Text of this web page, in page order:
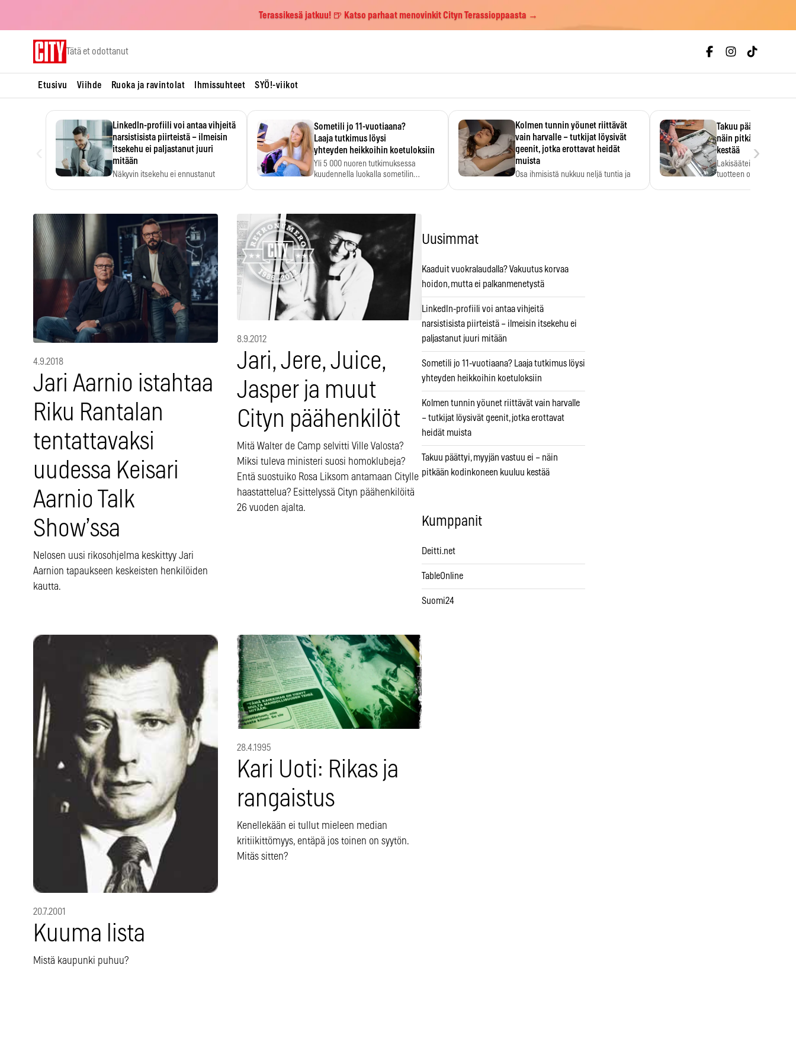
Terassikesä jatkuu! 🍺 Katso parhaat menovinkit Cityn Terassioppaasta →
Tätä et odottanut
Etusivu Viihde Ruoka ja ravintolat Ihmissuhteet SYÖ!-viikot
LinkedIn-profiili voi antaa vihjeitä
narsistisista piirteistä – ilmeisin
itsekehu ei paljastanut juuri
mitään
Näkyvin itsekehu ei ennustanut
Sometili jo 11-vuotiaana?
Laaja tutkimus löysi
yhteyden heikkoihin koetuloksiin
Yli 5 000 nuoren tutkimuksessa
kuudennella luokalla sometilin…
Kolmen tunnin yöunet riittävät
vain harvalle – tutkijat löysivät
geenit, jotka erottavat heidät
muista
Osa ihmisistä nukkuu neljä tuntia ja
Takuu päättyi,
näin pitkään
kestää
Lakisääteinen
tuotteen oletetun
›
4.9.2018
Jari Aarnio istahtaa
Riku Rantalan
tentattavaksi
uudessa Keisari
Aarnio Talk
Show’ssa
Nelosen uusi rikosohjelma keskittyy Jari
Aarnion tapaukseen keskeisten henkilöiden
kautta.
8.9.2012
Jari, Jere, Juice,
Jasper ja muut
Cityn päähenkilöt
Mitä Walter de Camp selvitti Ville Valosta?
Miksi tuleva ministeri suosi homoklubeja?
Entä suostuiko Rosa Liksom antamaan Citylle
haastattelua? Esittelyssä Cityn päähenkilöitä
26 vuoden ajalta.
20.7.2001
Kuuma lista
Mistä kaupunki puhuu?
28.4.1995
Kari Uoti: Rikas ja
rangaistus
Kenellekään ei tullut mieleen median
kritiikittömyys, entäpä jos toinen on syytön.
Mitäs sitten?
Uusimmat
Kaaduit vuokralaudalla? Vakuutus korvaa
hoidon, mutta ei palkanmenetystä
LinkedIn-profiili voi antaa vihjeitä
narsistisista piirteistä – ilmeisin itsekehu ei
paljastanut juuri mitään
Sometili jo 11-vuotiaana? Laaja tutkimus löysi
yhteyden heikkoihin koetuloksiin
Kolmen tunnin yöunet riittävät vain harvalle
– tutkijat löysivät geenit, jotka erottavat
heidät muista
Takuu päättyi, myyjän vastuu ei – näin
pitkään kodinkoneen kuuluu kestää
Kumppanit
Deitti.net
TableOnline
Suomi24